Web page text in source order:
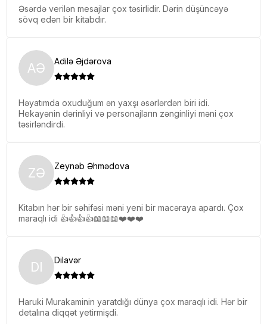
Əsərdə verilən mesajlar çox təsirlidir. Dərin düşüncəyə
sövq edən bir kitabdır.
AƏ Adilə Əjdərova
Həyatımda oxuduğum ən yaxşı əsərlərdən biri idi.
Hekayənin dərinliyi və personajların zənginliyi məni çox
təsirləndirdi.
ZƏ Zeynəb Əhmədova
Kitabın hər bir səhifəsi məni yeni bir macəraya apardı. Çox
maraqlı idi 👍👍👍👍📖📖📖❤️❤️❤️
DI Dilavər
Haruki Murakaminin yaratdığı dünya çox maraqlı idi. Hər bir
detalına diqqət yetirmişdi.